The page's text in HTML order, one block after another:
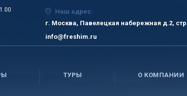
Наш адрес:
г. Москва, Павелецкая набережная д.2,
info@freshim.ru
ТУРЫ О КОМПАНИИ